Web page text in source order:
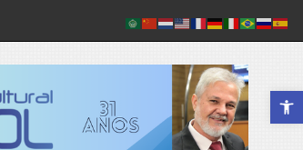
Abrir a